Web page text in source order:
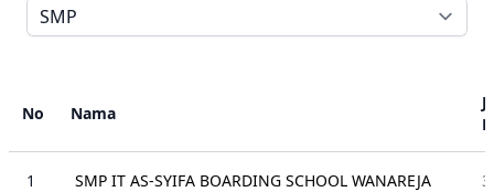
No Nama
1 SMP IT AS-SYIFA BOARDING SCHOOL WANAREJA